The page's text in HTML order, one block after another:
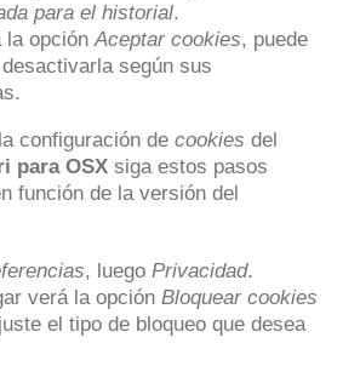
para el historial.
la opciónAceptar cookies, puede
según sus
configuración de cookies del
para OSX siga estos pasos
función de la versión del
, luego Privacidad.
verá la opción Bloquear cookies
el tipo de bloqueo que desea